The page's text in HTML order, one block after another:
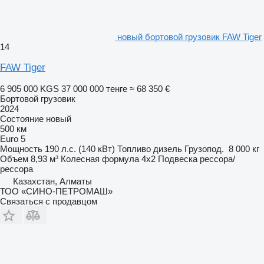
новый бортовой грузовик FAW Tiger
14
FAW Tiger
6 905 000 KGS 37 000 000 тенге ≈ 68 350 €
Бортовой грузовик
2024
Состояние новый
500 км
Euro 5
Мощность 190 л.с. (140 кВт) Топливо дизель Грузопод. 8 000 кг
Объем 8,93 м³ Колесная формула 4x2 Подвеска рессора/
рессора
Казахстан, Алматы
ТОО «СИНО-ПЕТРОМАШ»
Связаться с продавцом